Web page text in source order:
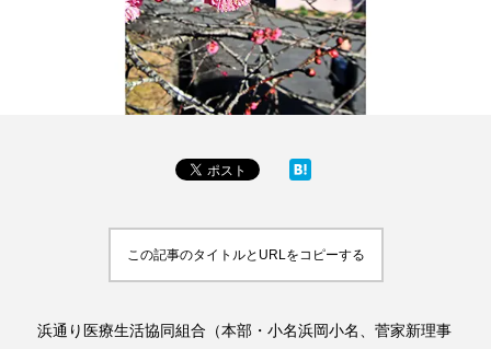
この記事のタイトルとURLをコピーする
浜通り医療生活協同組合（本部・小名浜岡小名、菅家新理事